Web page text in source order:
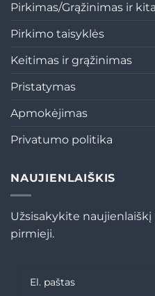
Pirkimas/Grąžinimas ir
Pirkimo taisyklės
Keitimas ir grąžinimas
Pristatymas
Apmokėjimas
Privatumo politika
NAUJIENLAIŠKIS
Užsisakykite
pirmieji.